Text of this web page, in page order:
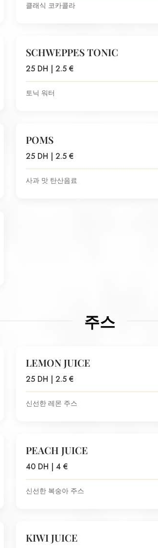
클래식 코카콜라
SCHWEPPES TONIC
25 DH | 2.5 €
토닉 워터
POMS
25 DH | 2.5 €
사과 맛 탄산음료
주스
LEMON JUICE
25 DH | 2.5 €
신선한 레몬 주스
PEACH JUICE
40 DH | 4 €
신선한 복숭아 주스
KIWI JUICE